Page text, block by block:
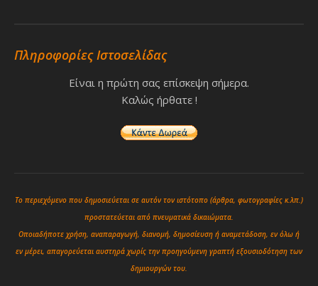
Πληροφορίες Ιστοσελίδας
Είναι η πρώτη σας επίσκεψη σήμερα.
Καλώς ήρθατε !
Το περιεχόμενο που δημοσιεύεται σε αυτόν τον ιστότοπο (άρθρα, φωτογραφίες κ.λπ.)
προστατεύεται από πνευματικά δικαιώματα.
Οποιαδήποτε χρήση, αναπαραγωγή, διανομή, δημοσίευση ή αναμετάδοση, εν όλω ή
εν μέρει, απαγορεύεται αυστηρά χωρίς την προηγούμενη γραπτή εξουσιοδότηση των
δημιουργών του.